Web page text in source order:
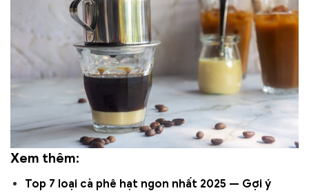
Xem thêm:
Top 7 loại cà phê hạt ngon nhất 2025 — Gợi ý